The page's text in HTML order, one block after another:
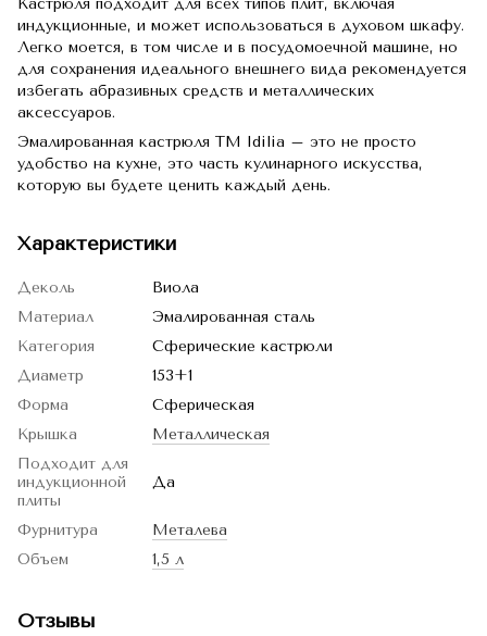
Кастрюля подходит для всех типов плит, включая
индукционные, и может использоваться в духовом шкафу.
Легко моется, в том числе и в посудомоечной машине, но
для сохранения идеального внешнего вида рекомендуется
избегать абразивных средств и металлических
аксессуаров.
Эмалированная кастрюля TM Idilia – это не просто
удобство на кухне, это часть кулинарного искусства,
которую вы будете ценить каждый день.
Характеристики
Деколь
Виола
Материал
Эмалированная сталь
Категория
Сферические кастрюли
Диаметр
153+1
Форма
Сферическая
Крышка
Металлическая
Подходит для
индукционной
плиты
Да
Фурнитура
Металева
Объем
1,5 л
Отзывы